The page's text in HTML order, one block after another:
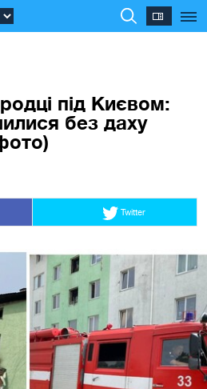
під Києвом:
без даху
Twitter